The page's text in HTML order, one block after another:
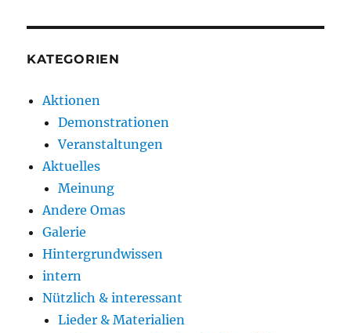
KATEGORIEN
Aktionen
Demonstrationen
Veranstaltungen
Aktuelles
Meinung
Andere Omas
Galerie
Hintergrundwissen
intern
Nützlich & interessant
Lieder & Materialien